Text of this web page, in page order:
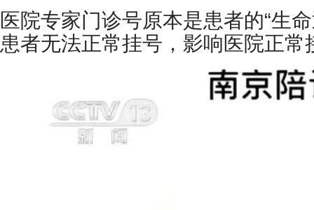
医院专家门诊号原本是患者的“生
患者无法正常挂号，影响医院正